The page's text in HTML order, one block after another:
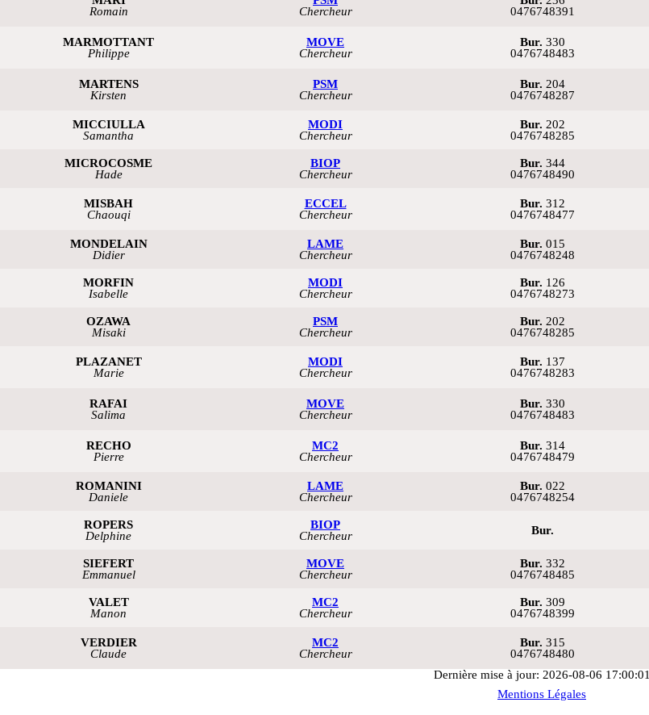
Romain
Chercheur
0476748391
MARMOTTANT
Philippe
MOVE
Chercheur
Bur. 330
0476748483
MARTENS
Kirsten
PSM
Chercheur
Bur. 204
0476748287
MICCIULLA
Samantha
MODI
Chercheur
Bur. 202
0476748285
MICROCOSME
Hade
BIOP
Chercheur
Bur. 344
0476748490
MISBAH
Chaouqi
ECCEL
Chercheur
Bur. 312
0476748477
MONDELAIN
Didier
LAME
Chercheur
Bur. 015
0476748248
MORFIN
Isabelle
MODI
Chercheur
Bur. 126
0476748273
OZAWA
Misaki
PSM
Chercheur
Bur. 202
0476748285
PLAZANET
Marie
MODI
Chercheur
Bur. 137
0476748283
RAFAI
Salima
MOVE
Chercheur
Bur. 330
0476748483
RECHO
Pierre
MC2
Chercheur
Bur. 314
0476748479
ROMANINI
Daniele
LAME
Chercheur
Bur. 022
0476748254
ROPERS
Delphine
BIOP
Chercheur
Bur.
SIEFERT
Emmanuel
MOVE
Chercheur
Bur. 332
0476748485
VALET
Manon
MC2
Chercheur
Bur. 309
0476748399
VERDIER
Claude
MC2
Chercheur
Bur. 315
0476748480
Dernière mise à jour: 2026-08-06 17:00:01
Mentions Légales